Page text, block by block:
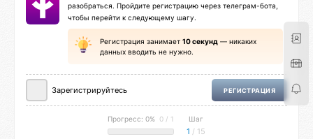
разобраться. Пройдите регистрацию через телеграм-бота,
чтобы перейти к следующему шагу.
Регистрация занимает 10 секунд — никаких
данных вводить не нужно.
Зарегистрируйтесь РЕГИСТРАЦИЯ
Прогресс: 0% 0 / 1 Шаг
1 / 15